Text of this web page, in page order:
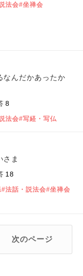
法会#坐禅会
なんだかあったか
8
法会#写経・写仏
ま
18
#法話・説法会#坐禅会
次のページ